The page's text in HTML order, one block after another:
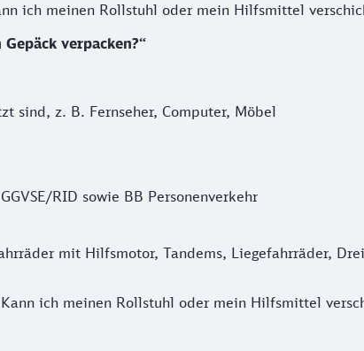
ich meinen Rollstuhl oder mein Hilfsmittel
verpacken?“
sind, z. B. Fernseher, Computer, Möbel
RID sowie BB Personenverkehr
mit Hilfsmotor, Tandems, Liegefahrräder,
ich meinen Rollstuhl oder mein Hilfsmittel